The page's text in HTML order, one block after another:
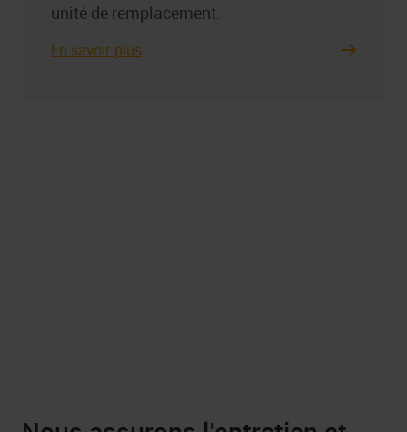
unité de remplacement.
En savoir plus